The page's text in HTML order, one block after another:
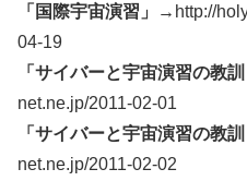
「国際宇宙演習」→ http://
04-19
「サイバーと宇宙演習の教
net.ne.jp/2011-02-01
「サイバーと宇宙演習の教
net.ne.jp/2011-02-02